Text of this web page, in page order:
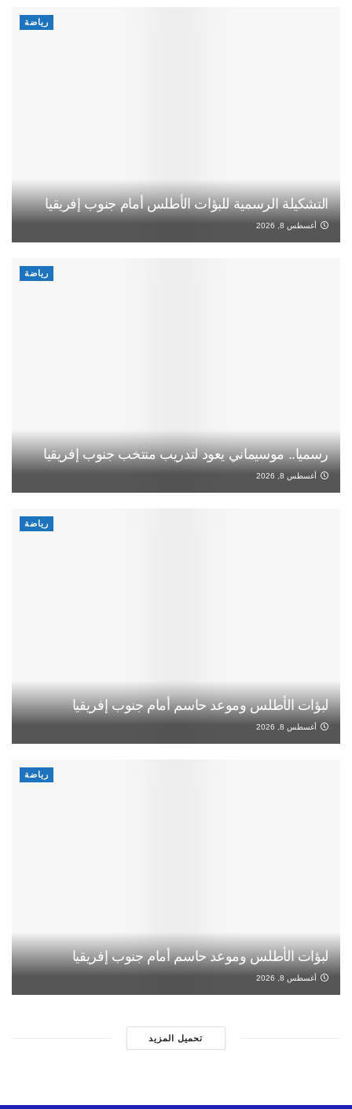
رياضة
التشكيلة الرسمية للبؤات الأطلس أمام جنوب إفريقيا
أغسطس 8, 2026
رياضة
رسميا.. موسيماني يعود لتدريب منتخب جنوب إفريقيا
أغسطس 8, 2026
رياضة
لبؤات الأطلس وموعد حاسم أمام جنوب إفريقيا
أغسطس 8, 2026
رياضة
لبؤات الأطلس وموعد حاسم أمام جنوب إفريقيا
أغسطس 8, 2026
تحميل المزيد